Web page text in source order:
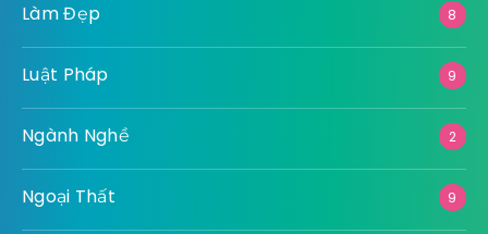
Làm Đẹp 8
Luật Pháp 9
Ngành Nghề 2
Ngoại Thất 9